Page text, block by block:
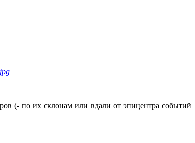
(- по их склонам или вдали от эпицентра событий